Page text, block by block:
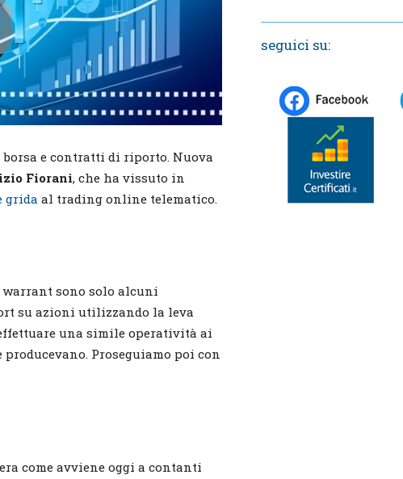
borsa e contratti di riporto. Nuova
Fiorani, che ha vissuto in
grida al trading online telematico.
warrant sono solo alcuni
su azioni utilizzando la leva
una simile operatività ai
Proseguiamo poi con
come avviene oggi a contanti
seguici su: